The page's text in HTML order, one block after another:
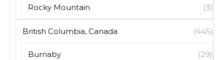
Rocky Mountain (3)
British Columbia, Canada (445)
Burnaby (29)